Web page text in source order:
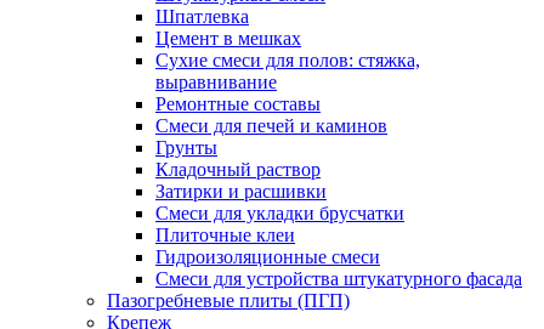
Шпатлевка
Цемент в мешках
Сухие смеси для полов: стяжка,
выравнивание
Ремонтные составы
Смеси для печей и каминов
Грунты
Кладочный раствор
Затирки и расшивки
Смеси для укладки брусчатки
Плиточные клеи
Гидроизоляционные смеси
Смеси для устройства штукатурного фасада
Пазогребневые плиты (ПГП)
Крепеж